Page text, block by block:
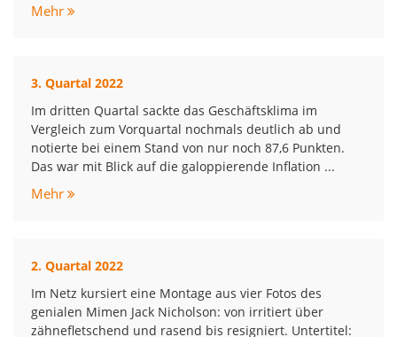
Mehr
3. Quartal 2022
Im dritten Quartal sackte das Geschäftsklima im
Vergleich zum Vorquartal nochmals deutlich ab und
notierte bei einem Stand von nur noch 87,6 Punkten.
Das war mit Blick auf die galoppierende Inflation ...
Mehr
2. Quartal 2022
Im Netz kursiert eine Montage aus vier Fotos des
genialen Mimen Jack Nicholson: von irritiert über
zähnefletschend und rasend bis resigniert. Untertitel: